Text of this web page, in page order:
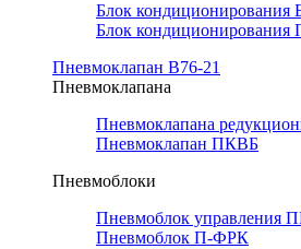
Блок кондиционирования
Блок кондиционирования
Пневмоклапан В76-21
Пневмоклапана
Пневмоклапана
Пневмоклапан ПКВБ
Пневмоблоки
Пневмоблок управления
Пневмоблок П-ФРК